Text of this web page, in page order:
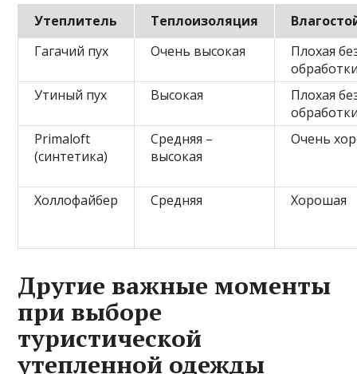
Утеплитель Теплоизоляция
Гагачий пух
Очень высокая
Плохая
Утиный пух
Высокая
Плохая
Primaloft
(синтетика)
Средняя –
высокая
Очень
Холлофайбер Средняя Хорошая
Другие важные моменты
при выборе
туристической
утепленной одежды